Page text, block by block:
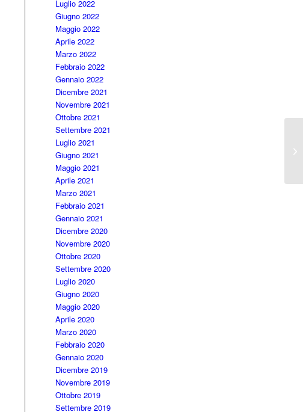
Luglio 2022
Giugno 2022
Maggio 2022
Aprile 2022
Marzo 2022
Febbraio 2022
Gennaio 2022
Dicembre 2021
Novembre 2021
Ottobre 2021
Settembre 2021
Luglio 2021
Giugno 2021
Maggio 2021
Aprile 2021
Marzo 2021
Febbraio 2021
Gennaio 2021
Dicembre 2020
Novembre 2020
Ottobre 2020
Settembre 2020
Luglio 2020
Giugno 2020
Maggio 2020
Aprile 2020
Marzo 2020
Febbraio 2020
Gennaio 2020
Dicembre 2019
Novembre 2019
Ottobre 2019
Settembre 2019